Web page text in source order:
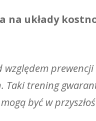
na układy
Taki trening
być w